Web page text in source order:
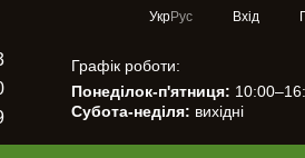
УкрРус Вхід
Графік роботи:
Понеділок-п'ятниця:
Субота-неділя: вихідні